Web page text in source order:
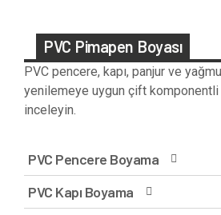
PVC Pimapen Boyası
PVC pencere, kapı, panjur ve
yenilemeye uygun çift
inceleyin.
PVC Pencere Boyama
PVC Kapı Boyama